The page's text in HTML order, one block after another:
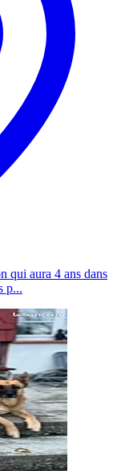
qui aura 4 ans dans
p...